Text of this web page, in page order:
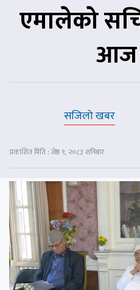
एमालेको
आज
सजिलो खबर
प्रकाशित मिति : जेष्ठ ९, २०८३ शनिबार